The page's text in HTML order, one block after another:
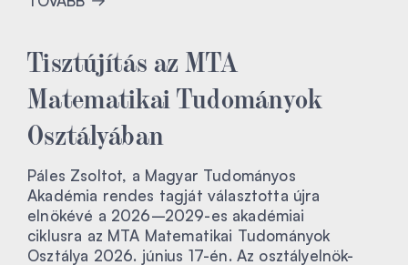
Tisztújítás az MTA
Matematikai Tudományok
Osztályában
Páles Zsoltot, a Magyar Tudományos
Akadémia rendes tagját választotta újra
elnökévé a 2026–2029-es akadémiai
ciklusra az MTA Matematikai Tudományok
Osztálya 2026. június 17-én. Az osztályelnök-